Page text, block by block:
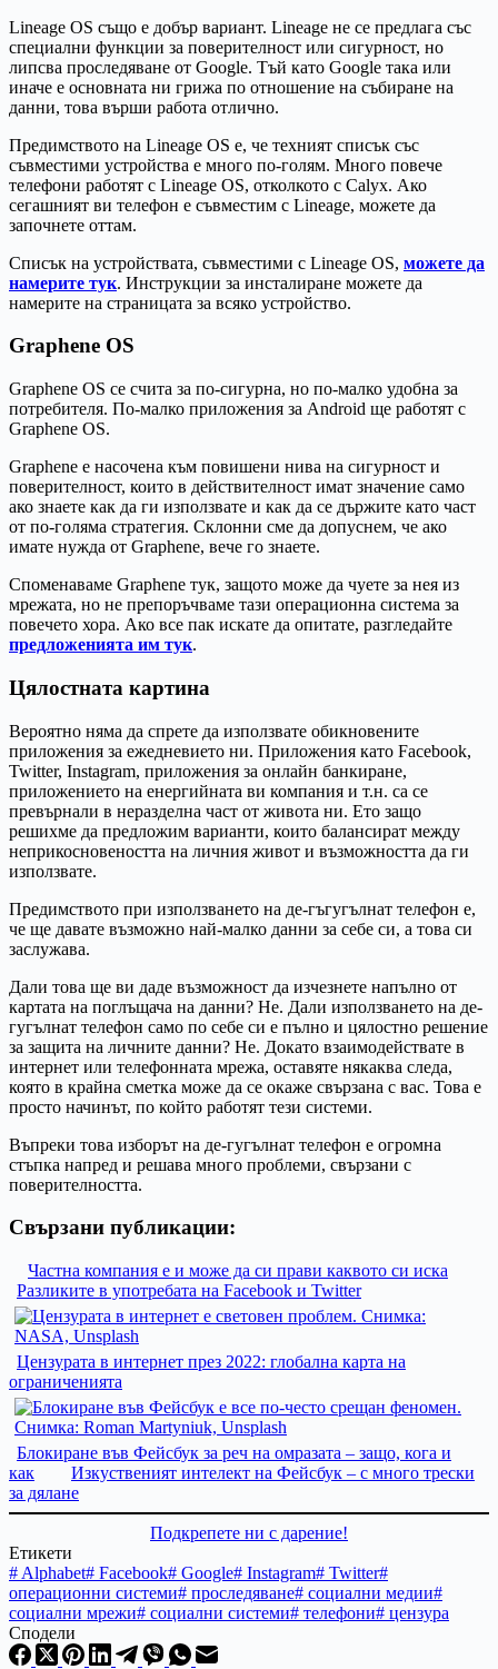
Lineage OS също е добър вариант. Lineage не се предлага със
специални функции за поверителност или сигурност, но
липсва проследяване от Google. Тъй като Google така или
иначе е основната ни грижа по отношение на събиране на
данни, това върши работа отлично.
Предимството на Lineage OS е, че техният списък със
съвместими устройства е много по-голям. Много повече
телефони работят с Lineage OS, отколкото с Calyx. Ако
сегашният ви телефон е съвместим с Lineage, можете да
започнете оттам.
Списък на устройствата, съвместими с Lineage OS, можете да
намерите тук. Инструкции за инсталиране можете да
намерите на страницата за всяко устройство.
Graphene OS
Graphene OS се счита за по-сигурна, но по-малко удобна за
потребителя. По-малко приложения за Android ще работят с
Graphene OS.
Graphene е насочена към повишени нива на сигурност и
поверителност, които в действителност имат значение само
ако знаете как да ги използвате и как да се държите като част
от по-голяма стратегия. Склонни сме да допуснем, че ако
имате нужда от Graphene, вече го знаете.
Споменаваме Graphene тук, защото може да чуете за нея из
мрежата, но не препоръчваме тази операционна система за
повечето хора. Ако все пак искате да опитате, разгледайте
предложенията им тук.
Цялостната картина
Вероятно няма да спрете да използвате обикновените
приложения за ежедневието ни. Приложения като Facebook,
Twitter, Instagram, приложения за онлайн банкиране,
приложението на енергийната ви компания и т.н. са се
превърнали в неразделна част от живота ни. Ето защо
решихме да предложим варианти, които балансират между
неприкосновеността на личния живот и възможността да ги
използвате.
Предимството при използването на де-гъгугълнат телефон е,
че ще давате възможно най-малко данни за себе си, а това си
заслужава.
Дали това ще ви даде възможност да изчезнете напълно от
картата на поглъщача на данни? Не. Дали използването на де-
гугълнат телефон само по себе си е пълно и цялостно решение
за защита на личните данни? Не. Докато взаимодействате в
интернет или телефонната мрежа, оставяте някаква следа,
която в крайна сметка може да се окаже свързана с вас. Това е
просто начинът, по който работят тези системи.
Въпреки това изборът на де-гугълнат телефон е огромна
стъпка напред и решава много проблеми, свързани с
поверителността.
Свързани публикации:
Частна компания е и може да си прави каквото си иска
Разликите в употребата на Facebook и Twitter
Цензурата в интернет през 2022: глобална карта на
ограниченията
Блокиране във Фейсбук за реч на омразата – защо, кога и
как
Изкуственият интелект на Фейсбук – с много трески
за дялане
Подкрепете ни с дарение!
Етикети
# Alphabet# Facebook# Google# Instagram# Twitter#
операционни системи# проследяване# социални медии#
социални мрежи# социални системи# телефони# цензура
Сподели